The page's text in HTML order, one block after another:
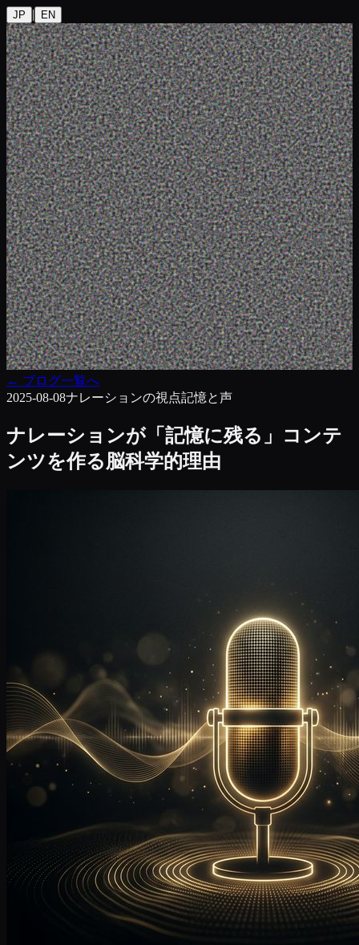
JP | EN
← ブログ一覧へ
2025-08-08ナレーションの視点記憶と声
ナレーションが「記憶に残る」コンテ
ンツを作る脳科学的理由